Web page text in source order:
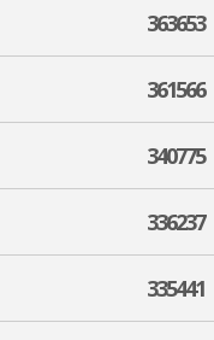
363653
361566
340775
336237
335441